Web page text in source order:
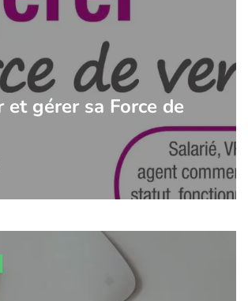
et gérer sa Force de